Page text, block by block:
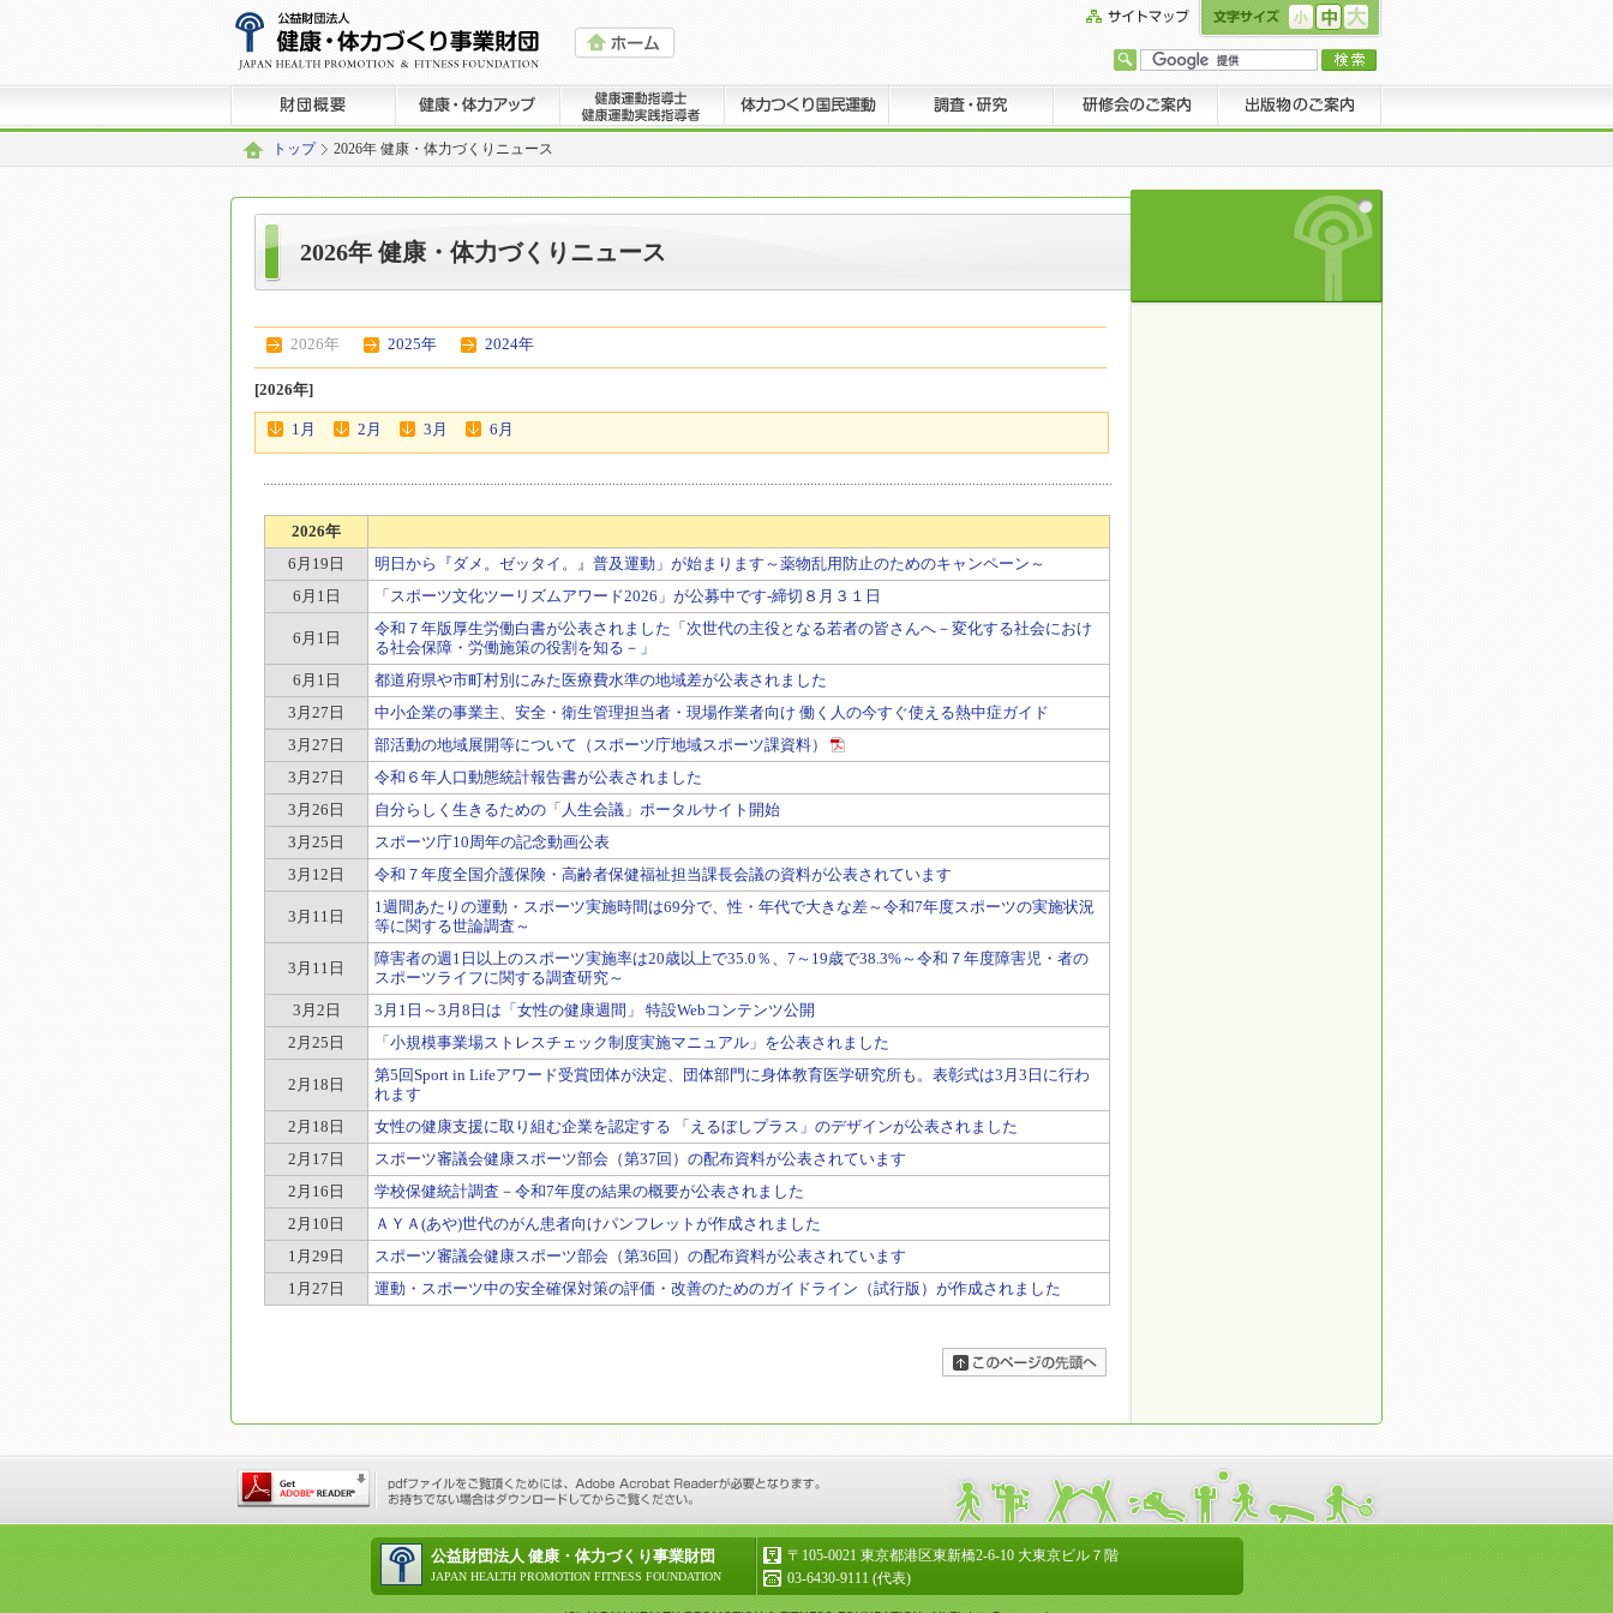
トップ 2026年 健康・体力づくりニュース
2026年 健康・体力づくりニュース
2026年 2025年 2024年
[2026年]
1月 2月 3月 6月
2026年
6月19日
明日から『ダメ。ゼッタイ。』普及運動」が始まります～薬物乱用防止のためのキャンペーン～
6月1日
「スポーツ文化ツーリズムアワード2026」が公募中です-締切８月３１日
6月1日
令和７年版厚生労働白書が公表されました「次世代の主役となる若者の皆さんへ－変化する社会におけ
る社会保障・労働施策の役割を知る－」
6月1日
都道府県や市町村別にみた医療費水準の地域差が公表されました
3月27日
中小企業の事業主、安全・衛⽣管理担当者・現場作業者向け 働く人の今すぐ使える熱中症ガイド
3月27日
部活動の地域展開等について（スポーツ庁地域スポーツ課資料）
3月27日
令和６年人口動態統計報告書が公表されました
3月26日
自分らしく生きるための「人生会議」ポータルサイト開始
3月25日
スポーツ庁10周年の記念動画公表
3月12日
令和７年度全国介護保険・高齢者保健福祉担当課長会議の資料が公表されています
3月11日
1週間あたりの運動・スポーツ実施時間は69分で、性・年代で大きな差～令和7年度スポーツの実施状況
等に関する世論調査～
3月11日
障害者の週1日以上のスポーツ実施率は20歳以上で35.0％、7～19歳で38.3%～令和７年度障害児・者の
スポーツライフに関する調査研究～
3月2日
3月1日～3月8日は「女性の健康週間」 特設Webコンテンツ公開
2月25日
「小規模事業場ストレスチェック制度実施マニュアル」を公表されました
2月18日
第5回Sport in Lifeアワード受賞団体が決定、団体部門に身体教育医学研究所も。表彰式は3月3日に行わ
れます
2月18日
女性の健康支援に取り組む企業を認定する 「えるぼしプラス」のデザインが公表されました
2月17日
スポーツ審議会健康スポーツ部会（第37回）の配布資料が公表されています
2月16日
学校保健統計調査－令和7年度の結果の概要が公表されました
2月10日
ＡＹＡ(あや)世代のがん患者向けパンフレットが作成されました
1月29日
スポーツ審議会健康スポーツ部会（第36回）の配布資料が公表されています
1月27日
運動・スポーツ中の安全確保対策の評価・改善のためのガイドライン（試行版）が作成されました
公益財団法人 健康・体力づくり事業財団
JAPAN HEALTH PROMOTION FITNESS FOUNDATION
〒105-0021 東京都港区東新橋2-6-10 大東京ビル７階
03-6430-9111 (代表)